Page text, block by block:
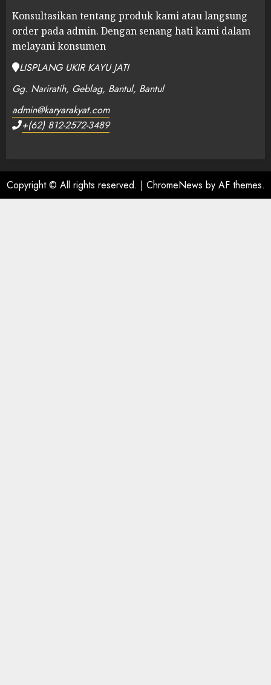
Konsultasikan tentang produk kami atau langsung
order pada admin. Dengan senang hati kami dalam
melayani konsumen
LISPLANG UKIR KAYU JATI
Gg. Nariratih, Geblag, Bantul, Bantul
admin@karyarakyat.com
+(62) 812-2572-3489
Copyright © All rights reserved. | ChromeNews by AF themes.